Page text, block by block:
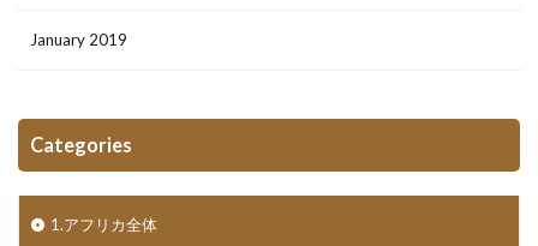
January 2019
Categories
1.アフリカ全体